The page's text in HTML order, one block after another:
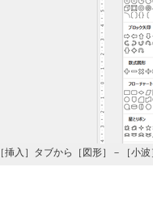
［挿入］タブから［図形］－［小